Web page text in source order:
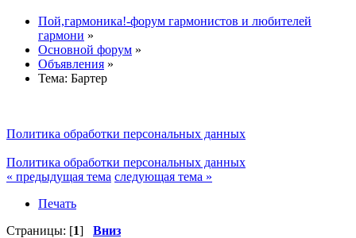
Пой,гармоника!-форум гармонистов и любителей
гармони »
Основной форум »
Объявления »
Тема: Бартер
Политика обработки персональных данных
Политика обработки персональных данных
« предыдущая тема следующая тема »
Печать
Страницы: [1] Вниз